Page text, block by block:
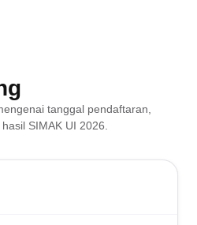
tanggal pendaftaran,
SIMAK UI 2026.